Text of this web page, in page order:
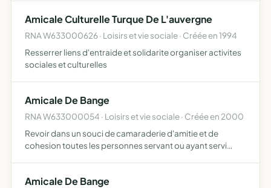
Amicale Culturelle Turque De L'auvergne
RNA W633000626 · Loisirs et vie sociale · Créée en 1994
Resserrer liens d'entraide et solidarite organiser activites
sociales et culturelles
Amicale De Bange
RNA W633000054 · Loisirs et vie sociale · Créée en 2000
Revoir dans un souci de camaraderie d'amitie et de
cohesion toutes les personnes servant ou ayant servi
Amicale De Bange